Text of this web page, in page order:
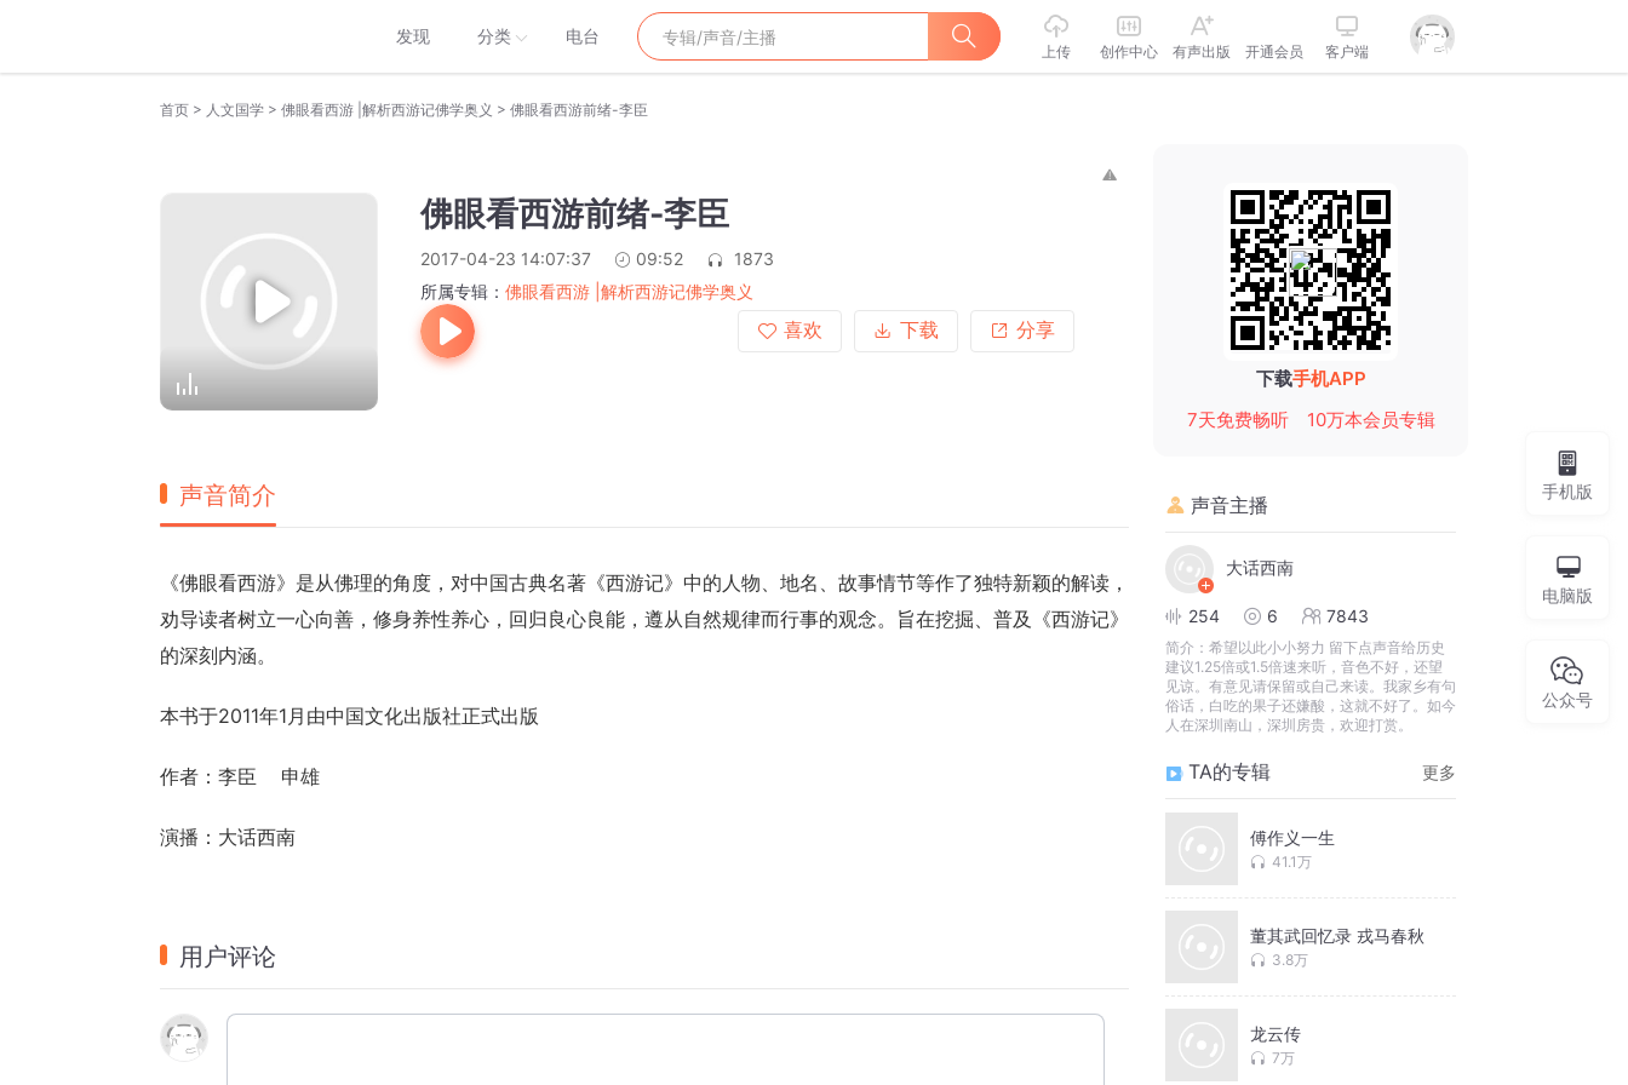
发现 分类 电台
上传 创作中心 有声出版 开通会员 客户端
首页 > 人文国学 > 佛眼看西游 |解析西游记佛学奥义 > 佛眼看西游前绪-李臣
佛眼看西游前绪-李臣
2017-04-23 14:07:37 09:52
1873
所属专辑： 佛眼看西游 |解析西游记佛学奥义
喜欢
下载 分享
声音简介
《佛眼看西游》是从佛理的角度，对中国古典名著《西游记》中的人物、地名、故事情节等作了独特新颖的解读，
劝导读者树立一心向善，修身养性养心，回归良心良能，遵从自然规律而行事的观念。旨在挖掘、普及《西游记》
的深刻内涵。
本书于2011年1月由中国文化出版社正式出版
作者：李臣    申雄
演播：大话西南
用户评论
下载手机APP
7天免费畅听
10万本会员专辑
声音主播
大话西南
254 6 7843
简介： 希望以此小小努力 留下点声音给历史
建议1.25倍或1.5倍速来听，音色不好，还望
见谅。有意见请保留或自己来读。我家乡有句
俗话，白吃的果子还嫌酸，这就不好了。如今
人在深圳南山，深圳房贵，欢迎打赏。
TA的专辑 更多
傅作义一生
41.1万
董其武回忆录 戎马春秋
3.8万
龙云传
7万
手机版
电脑版
公众号